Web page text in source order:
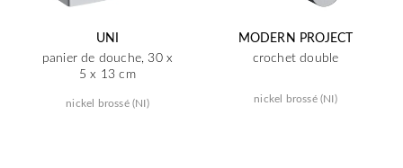
UNI
panier de douche, 30 x
5 x 13 cm
nickel brossé (NI)
MODERN PROJECT
crochet double
nickel brossé (NI)